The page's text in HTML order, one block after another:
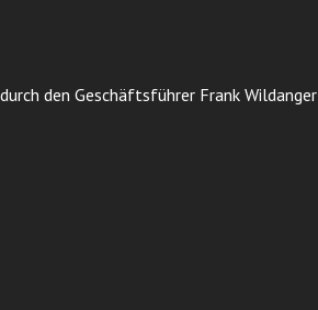
den Geschäftsführer Frank Wildanger